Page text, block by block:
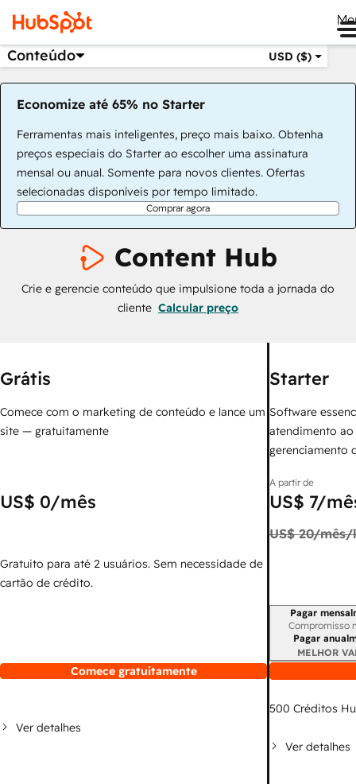
Conteúdo USD ($)
Economize até 65% no Starter
Ferramentas mais inteligentes, preço mais baixo. Obtenha
preços especiais do Starter ao escolher uma assinatura
mensal ou anual. Somente para novos clientes. Ofertas
selecionadas disponíveis por tempo limitado.
Comprar agora
Content Hub
Crie e gerencie conteúdo que impulsione toda a jornada do
cliente Calcular preço
Grátis
Comece com o marketing de conteúdo e lance um
site — gratuitamente
US$ 0/mês
Gratuito para até 2 usuários. Sem necessidade de
cartão de crédito.
Comece gratuitamente
Ver detalhes
Starter
Software
atendimento
gerenciamento
A partir de
US$ 7/
US$ 20/mês/
Período de
Pagar
Compromisso
Pagar
MELHOR
500 Créditos
Ver detalhes